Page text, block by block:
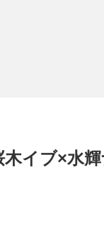
木イブ×水